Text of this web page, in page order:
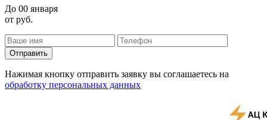
До 00 января
от руб.
Отправить
Нажимая кнопку отправить заявку вы соглашаетесь на
обработку персональных данных